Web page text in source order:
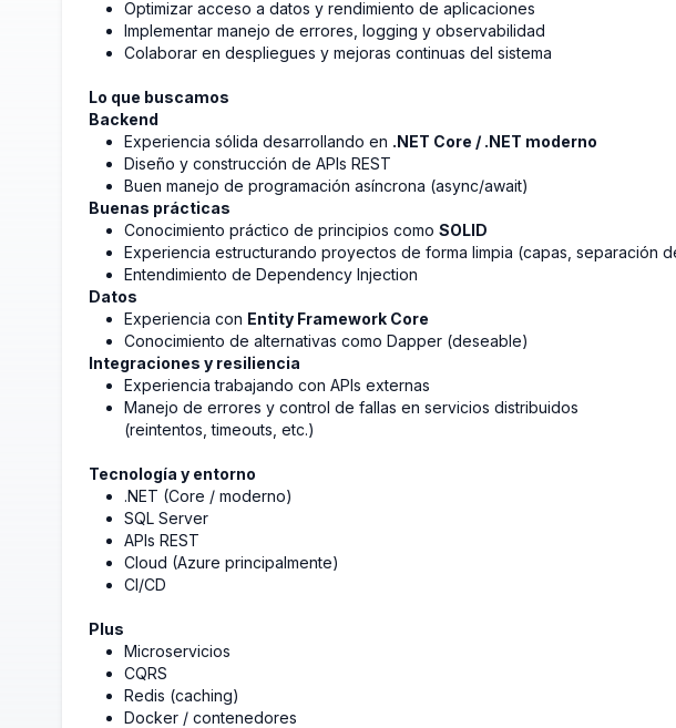
Optimizar acceso a datos y rendimiento de aplicaciones
Implementar manejo de errores, logging y observabilidad
Colaborar en despliegues y mejoras continuas del sistema
Lo que buscamos
Backend
Experiencia sólida desarrollando en .NET Core / .NET moderno
Diseño y construcción de APIs REST
Buen manejo de programación asíncrona (async/await)
Buenas prácticas
Conocimiento práctico de principios como SOLID
Experiencia estructurando proyectos de forma limpia (capas, separación
Entendimiento de Dependency Injection
Datos
Experiencia con Entity Framework Core
Conocimiento de alternativas como Dapper (deseable)
Integraciones y resiliencia
Experiencia trabajando con APIs externas
Manejo de errores y control de fallas en servicios distribuidos
(reintentos, timeouts, etc.)
Tecnología y entorno
.NET (Core / moderno)
SQL Server
APIs REST
Cloud (Azure principalmente)
CI/CD
Plus
Microservicios
CQRS
Redis (caching)
Docker / contenedores